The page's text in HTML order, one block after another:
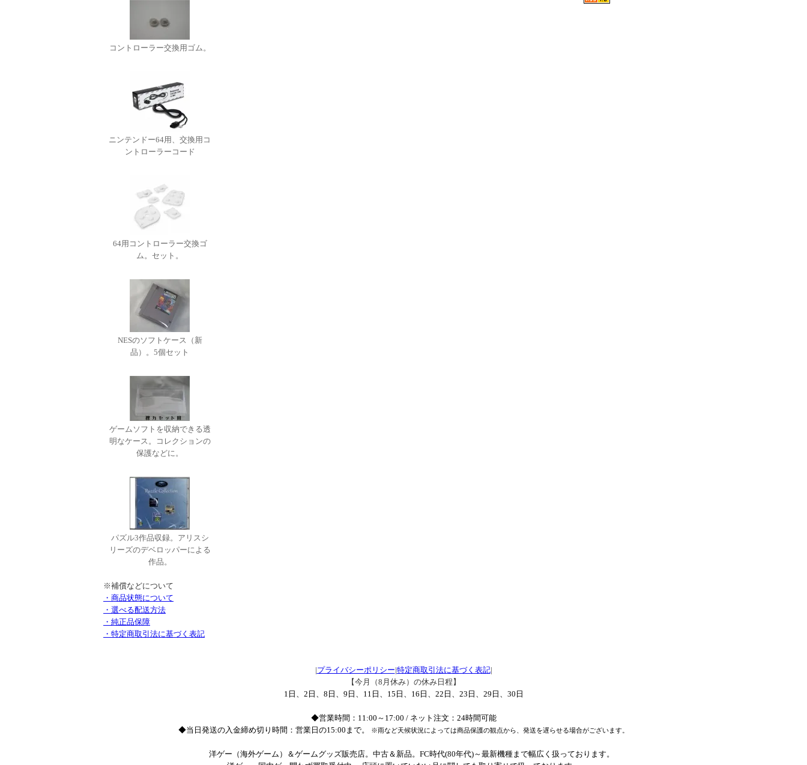
コントローラー交換用ゴム。
ニンテンドー64用、交換用コ
ントローラーコード
64用コントローラー交換ゴ
ム。セット。
NESのソフトケース（新
品）。5個セット
ゲームソフトを収納できる透
明なケース。コレクションの
保護などに。
パズル3作品収録。アリスシ
リーズのデベロッパーによる
作品。
※補償などについて
・商品状態について
・選べる配送方法
・純正品保障
・特定商取引法に基づく表記
|プライバシーポリシー|特定商取引法に基づく表記|
【今月（8月休み）の休み日程】
1日、2日、8日、9日、11日、15日、16日、22日、23日、29日、30日
◆営業時間：11:00～17:00 / ネット注文：24時間可能
◆当日発送の入金締め切り時間：営業日の15:00まで。
※雨など天候状況によっては商品保護の観点から、発送を遅らせる場合がございます。
洋ゲー（海外ゲーム）＆ゲームグッズ販売店。中古＆新品。FC時代(80年代)～最新機種まで幅広く扱っております。